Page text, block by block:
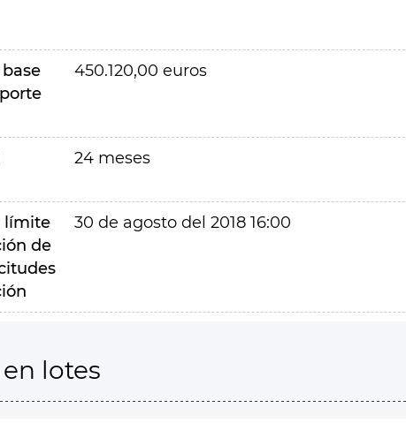
450.120,00 euros
24 meses
límite
de
30 de agosto del 2018 16:00
lotes